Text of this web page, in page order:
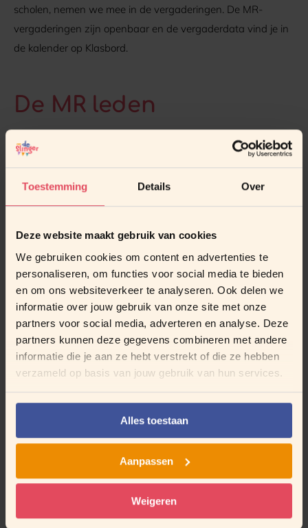
Toestemming Details Over
Deze website maakt gebruik van cookies
We gebruiken cookies om content en advertenties te
personaliseren, om functies voor social media te bieden
en om ons websiteverkeer te analyseren. Ook delen we
informatie over jouw gebruik van onze site met onze
partners voor social media, adverteren en analyse. Deze
partners kunnen deze gegevens combineren met andere
informatie die je aan ze hebt verstrekt of die ze hebben
verzameld op basis van jouw gebruik van hun services.
Alles toestaan
Aanpassen
Weigeren
scholen, nemen we mee in de vergaderingen. De MR-
vergaderingen zijn openbaar en de vergaderdata vind je in
de kalender op Klasbord.
De MR leden
Marjon Jansen (ouder)
Rik Nusselder (ouder)
Daniëlle Bonnink (leerkracht)
Esther Kuiperij (leerkracht en voorzitter)
Contact
Wil je contact opnemen met de medezeggenschapsraad,
stuur dan een mail naar mr.slinger@paraatscholen.nl.
Vergaderdata van de
MR
woensdag 14 oktober 2026 (MR-GMR)
maandag 9 november 2026